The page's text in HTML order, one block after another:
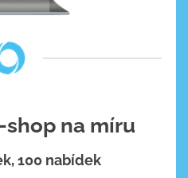
na míru
100 nabídek